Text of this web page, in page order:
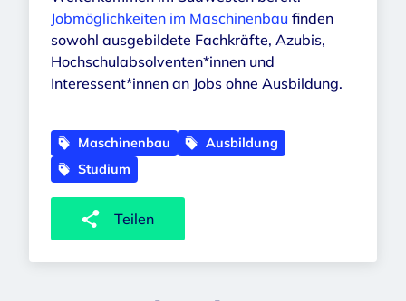
Jobmöglichkeiten im Maschinenbau finden
sowohl ausgebildete Fachkräfte, Azubis,
Hochschulabsolventen*innen und
Interessent*innen an Jobs ohne Ausbildung.
Maschinenbau
Ausbildung
Studium
Teilen